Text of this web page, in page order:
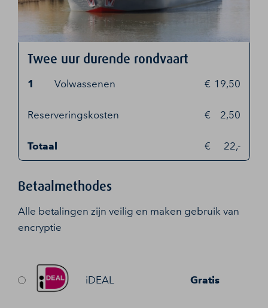
Twee uur durende rondvaart
1 Volwassenen 19,50
Reserveringskosten 2,50
Totaal 22,-
Betaalmethodes
Alle betalingen zijn veilig en maken gebruik van
encryptie
iDEAL Gratis